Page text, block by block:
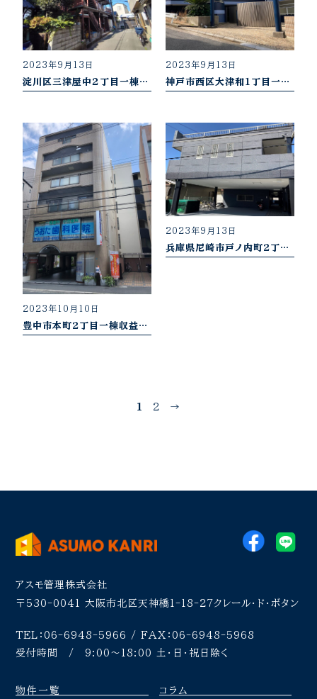
2023年9月13日
淀川区三津屋中２丁目一棟収益物件（R6.6売却御礼）
2023年9月13日
神戸市西区大津和１丁目一棟収益物件（R6.6売却御礼）
2023年10月10日
豊中市本町2丁目一棟収益物件（R6.6売却御礼）
2023年9月13日
兵庫県尼崎市戸ノ内町2丁目（R5.5売却御礼）
1 2 →
アスモ管理株式会社
〒530-0041大阪市北区天神橋1-18-27クレール・ド・ボタン
TEL：06-6948-5966 / FAX：06-6948-5968
受付時間 / 9:00〜18:00 土・日・祝日除く
物件一覧 コラム